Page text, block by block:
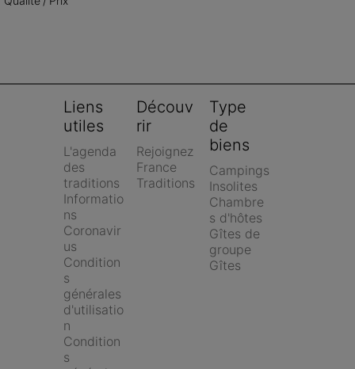
Liens
utiles
L'agenda
des
traditions
Informatio
ns
Coronavir
us
Condition
s
générales
d'utilisatio
n
Condition
s
Découv
rir
Rejoignez
France
Traditions
Type
de
biens
Campings
Insolites
Chambre
s d'hôtes
Gîtes de
groupe
Gîtes